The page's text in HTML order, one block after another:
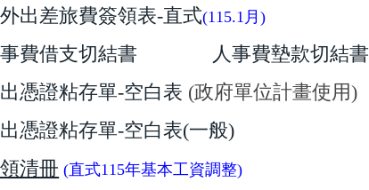
出差旅費簽領表-直式(115.1月)
費借支切結書
人事費墊款切結書
憑證粘存單-空白表 (政府單位計畫使用)
憑證粘存單-空白表(一般)
清冊 (直式115年基本工資調整)